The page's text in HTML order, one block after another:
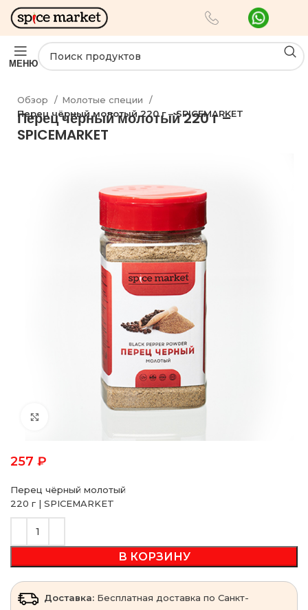
МЕНЮ
Обзор
Молотые специи
Перец чёрный молотый 220 г – SPICEMARKET
Перец чёрный молотый 220 г –
SPICEMARKET
257 ₽
Перец чёрный молотый
220 г | SPICEMARKET
В КОРЗИНУ
Доставка: Бесплатная доставка по Санкт-